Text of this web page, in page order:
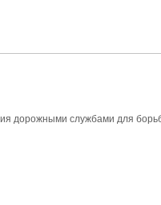
дорожными службами для